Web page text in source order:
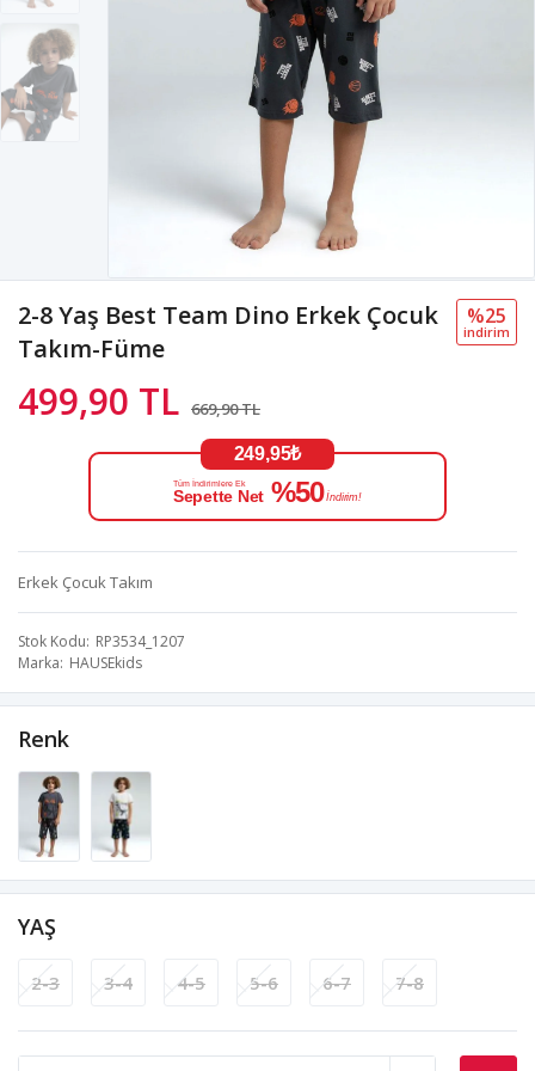
2-8 Yaş Best Team Dino Erkek Çocuk
Takım-Füme
499,90 TL 669,90 TL
%25
i̇ndi̇ri̇m
249,95₺
Tüm İndirimlere Ek
Sepette Net %50 İndirim!
Erkek Çocuk Takım
Stok Kodu RP3534_1207
Marka HAUSEkids
Renk
YAŞ
2-3 3-4 4-5 5-6 6-7 7-8